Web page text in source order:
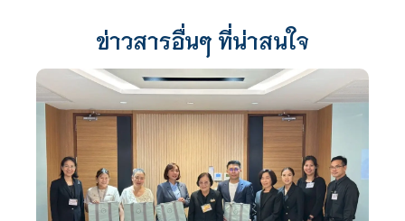
ข่าวสารอื่นๆ ที่น่าสนใจ